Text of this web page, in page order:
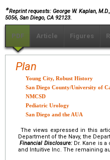
∗Reprint requests: George W. Kaplan,
5056, San Diego, CA 92123.
PDF Article Figures
Plan
Young City, Robust History
San Diego County/University of
NMCSD
Pediatric Urology
San Diego and the AUA
The views expressed in this
Department of the Navy, the
Financial Disclosure:Dr. Kane is a
and Intuitive Inc. The remaining